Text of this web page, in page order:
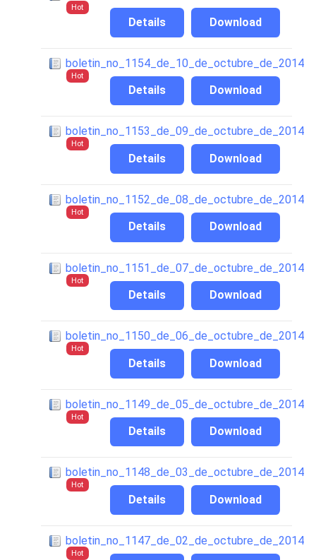
Hot
Download
Details
boletin_no_1154_de_10_de_octubre_de_2014
Hot
Download
Details
boletin_no_1153_de_09_de_octubre_de_2014
Hot
Download
Details
boletin_no_1152_de_08_de_octubre_de_2014
Hot
Download
Details
boletin_no_1151_de_07_de_octubre_de_2014
Hot
Download
Details
boletin_no_1150_de_06_de_octubre_de_2014
Hot
Download
Details
boletin_no_1149_de_05_de_octubre_de_2014
Hot
Download
Details
boletin_no_1148_de_03_de_octubre_de_2014
Hot
Download
Details
boletin_no_1147_de_02_de_octubre_de_2014
Hot